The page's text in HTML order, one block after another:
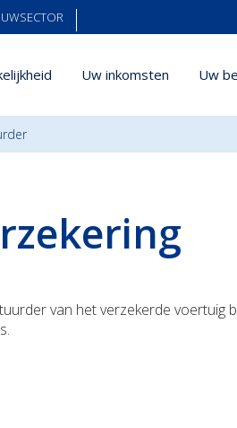
Uw inkomsten Uw
van het verzekerde voertuig